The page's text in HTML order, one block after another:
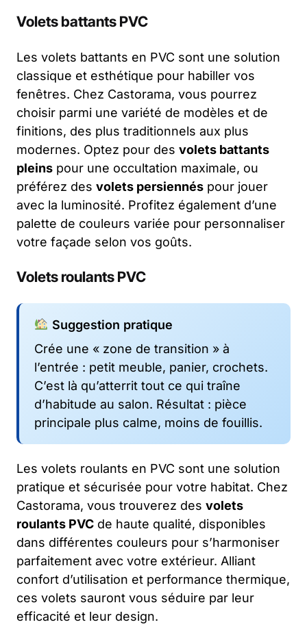
Volets battants PVC
Les volets battants en PVC sont une solution
classique et esthétique pour habiller vos
fenêtres. Chez Castorama, vous pourrez
choisir parmi une variété de modèles et de
finitions, des plus traditionnels aux plus
modernes. Optez pour des volets battants
pleins pour une occultation maximale, ou
préférez des volets persiennés pour jouer
avec la luminosité. Profitez également d’une
palette de couleurs variée pour personnaliser
votre façade selon vos goûts.
Volets roulants PVC
Suggestion pratique
Crée une « zone de transition » à
l’entrée : petit meuble, panier, crochets.
C’est là qu’atterrit tout ce qui traîne
d’habitude au salon. Résultat : pièce
principale plus calme, moins de fouillis.
Les volets roulants en PVC sont une solution
pratique et sécurisée pour votre habitat. Chez
Castorama, vous trouverez des volets
roulants PVC de haute qualité, disponibles
dans différentes couleurs pour s’harmoniser
parfaitement avec votre extérieur. Alliant
confort d’utilisation et performance thermique,
ces volets sauront vous séduire par leur
efficacité et leur design.